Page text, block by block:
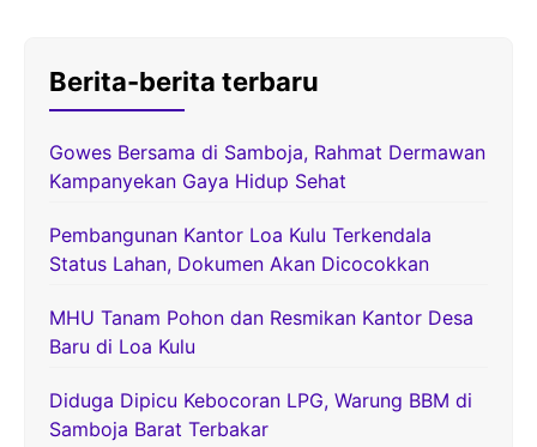
Berita-berita terbaru
Gowes Bersama di Samboja, Rahmat Dermawan
Kampanyekan Gaya Hidup Sehat
Pembangunan Kantor Loa Kulu Terkendala
Status Lahan, Dokumen Akan Dicocokkan
MHU Tanam Pohon dan Resmikan Kantor Desa
Baru di Loa Kulu
Diduga Dipicu Kebocoran LPG, Warung BBM di
Samboja Barat Terbakar